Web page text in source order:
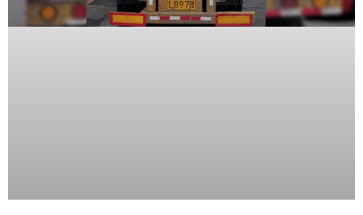
Accesorios IntercomunicadoresVideoporteros
AnalógicosVideoporteros